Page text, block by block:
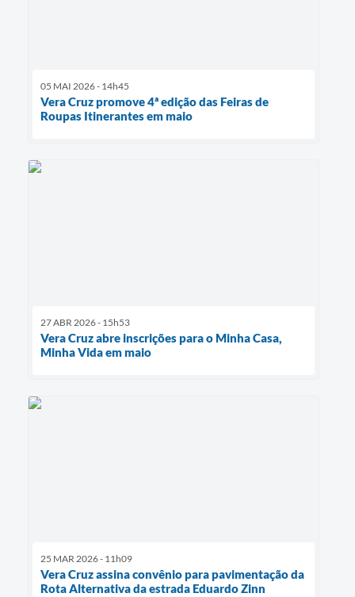
05 MAI 2026 - 14h45
Vera Cruz promove 4ª edição das Feiras de
Roupas Itinerantes em maio
27 ABR 2026 - 15h53
Vera Cruz abre inscrições para o Minha Casa,
Minha Vida em maio
25 MAR 2026 - 11h09
Vera Cruz assina convênio para pavimentação da
Rota Alternativa da estrada Eduardo Zinn